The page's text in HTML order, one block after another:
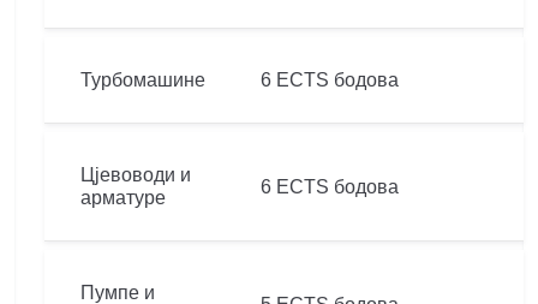
Турбомашине 6 ECTS бодова
Цјевоводи и
арматуре
6 ECTS бодова
Пумпе и